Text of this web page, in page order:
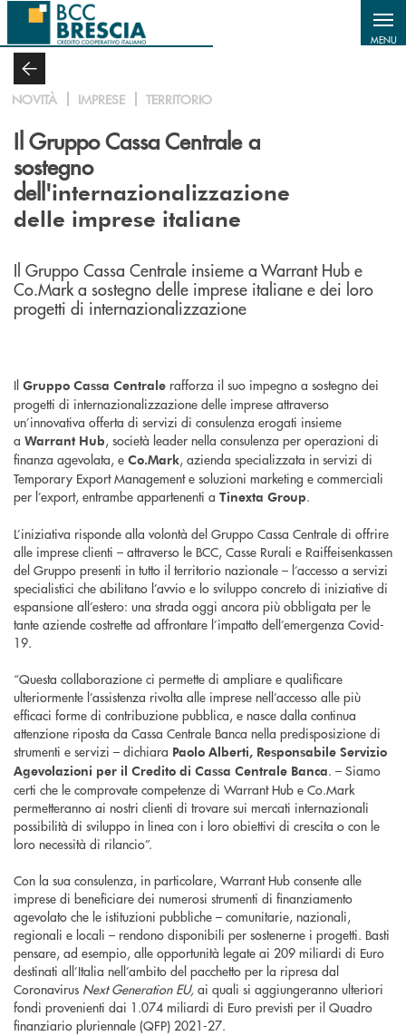
Salta al contenuto principale
MENU
NOVITÀ IMPRESE TERRITORIO
Il Gruppo Cassa Centrale a
sostegno
dell'internazionalizzazione
delle imprese italiane
Il Gruppo Cassa Centrale insieme a Warrant Hub e
Co.Mark a sostegno delle imprese italiane e dei loro
progetti di internazionalizzazione
Il Gruppo Cassa Centrale rafforza il suo impegno a sostegno dei
progetti di internazionalizzazione delle imprese attraverso
un’innovativa offerta di servizi di consulenza erogati insieme
a Warrant Hub, società leader nella consulenza per operazioni di
finanza agevolata, e Co.Mark, azienda specializzata in servizi di
Temporary Export Management e soluzioni marketing e commerciali
per l’export, entrambe appartenenti a Tinexta Group.
L’iniziativa risponde alla volontà del Gruppo Cassa Centrale di offrire
alle imprese clienti – attraverso le BCC, Casse Rurali e Raiffeisenkassen
del Gruppo presenti in tutto il territorio nazionale – l’accesso a servizi
specialistici che abilitano l’avvio e lo sviluppo concreto di iniziative di
espansione all’estero: una strada oggi ancora più obbligata per le
tante aziende costrette ad affrontare l’impatto dell’emergenza Covid-
19.
“Questa collaborazione ci permette di ampliare e qualificare
ulteriormente l’assistenza rivolta alle imprese nell’accesso alle più
efficaci forme di contribuzione pubblica, e nasce dalla continua
attenzione riposta da Cassa Centrale Banca nella predisposizione di
strumenti e servizi – dichiara Paolo Alberti, Responsabile Servizio
Agevolazioni per il Credito di Cassa Centrale Banca. – Siamo
certi che le comprovate competenze di Warrant Hub e Co.Mark
permetteranno ai nostri clienti di trovare sui mercati internazionali
possibilità di sviluppo in linea con i loro obiettivi di crescita o con le
loro necessità di rilancio”.
Con la sua consulenza, in particolare, Warrant Hub consente alle
imprese di beneficiare dei numerosi strumenti di finanziamento
agevolato che le istituzioni pubbliche – comunitarie, nazionali,
regionali e locali – rendono disponibili per sostenerne i progetti. Basti
pensare, ad esempio, alle opportunità legate ai 209 miliardi di Euro
destinati all’Italia nell’ambito del pacchetto per la ripresa dal
Coronavirus Next Generation EU, ai quali si aggiungeranno ulteriori
fondi provenienti dai 1.074 miliardi di Euro previsti per il Quadro
finanziario pluriennale (QFP) 2021-27.